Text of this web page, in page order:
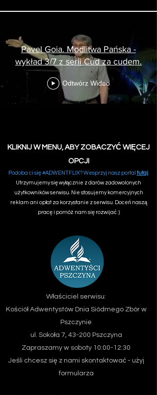
Pavel Goia. Modlitwa Pańska -
wykład 3/7 z serii Cud za cudem.
Odtwórz Wideo
KLIKNIJ W MENU, ABY ZOBACZYĆ WIĘCEJ
OPCJI
Podoba ci się #ADWENTFLIX? Wesprzyj nasz portal tutaj.
Utrzymujemy się wyłącznie z darów zadowolonych
użytkowników serwisu. Nie stosujemy komercyjnych
reklam ani opłat za korzystanie z serwisu. Doceń naszą
pracę i pomóż nam się rozwijać :)
Właściciel serwisu:
Kościół Adwentystów Dnia Siódmego Zbór w
Pszczynie
ul. Sokoła 7, 43-200 Pszczyna
Zapraszamy w soboty 10:00-12:30
Jeśli chcesz się z nami skontaktować - użyj
formularza